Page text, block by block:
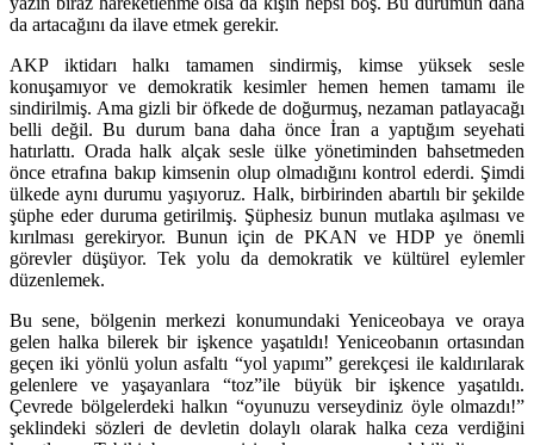
da artacağını da ilave etmek gerekir.
AKP iktidarı halkı tamamen sindirmiş, kimse yüksek sesle
konuşamıyor ve demokratik kesimler hemen hemen tamamı ile
sindirilmiş. Ama gizli bir öfkede de doğurmuş, nezaman patlayacağı
belli değil. Bu durum bana daha önce İran a yaptığım seyehati
hatırlattı. Orada halk alçak sesle ülke yönetiminden bahsetmeden
önce etrafına bakıp kimsenin olup olmadığını kontrol ederdi. Şimdi
ülkede aynı durumu yaşıyoruz. Halk, birbirinden abartılı bir şekilde
şüphe eder duruma getirilmiş. Şüphesiz bunun mutlaka aşılması ve
kırılması gerekiryor. Bunun için de PKAN ve HDP ye önemli
görevler düşüyor. Tek yolu da demokratik ve kültürel eylemler
düzenlemek.
Bu sene, bölgenin merkezi konumundaki Yeniceobaya ve oraya
gelen halka bilerek bir işkence yaşatıldı! Yeniceobanın ortasından
geçen iki yönlü yolun asfaltı “yol yapımı” gerekçesi ile kaldırılarak
gelenlere ve yaşayanlara “toz”ile büyük bir işkence yaşatıldı.
Çevrede bölgelerdeki halkın “oyunuzu verseydiniz öyle olmazdı!”
şeklindeki sözleri de devletin dolaylı olarak halka ceza verdiğini